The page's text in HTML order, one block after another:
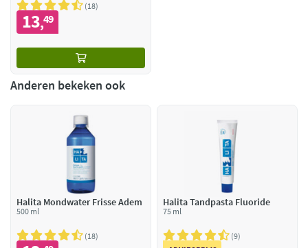
18
13,49
Anderen bekeken ook
Halita Mondwater Frisse Adem
500 ml
18
Halita Tandpasta Fluoride
75 ml
9